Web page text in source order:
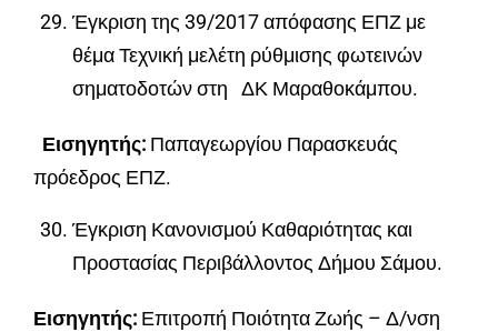
Έγκριση της 39/2017 απόφασης ΕΠΖ με
θέμα Τεχνική μελέτη ρύθμισης φωτεινών
σηματοδοτών στη ΔΚ Μαραθοκάμπου.
Εισηγητής: Παπαγεωργίου Παρασκευάς
πρόεδρος ΕΠΖ.
Έγκριση Κανονισμού Καθαριότητας και
Προστασίας Περιβάλλοντος Δήμου Σάμου.
Εισηγητής: Επιτροπή Ποιότητα Ζωής – Δ/νση